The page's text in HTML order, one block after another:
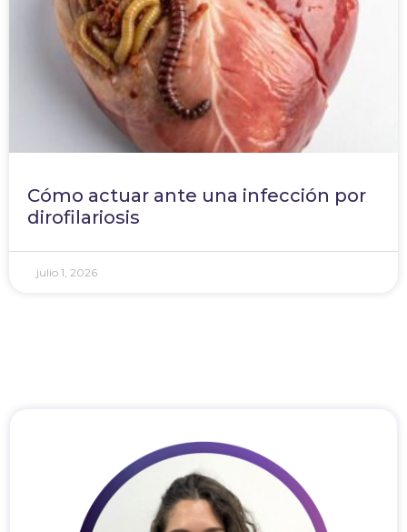
Cómo actuar ante una infección por
dirofilariosis
julio 1, 2026